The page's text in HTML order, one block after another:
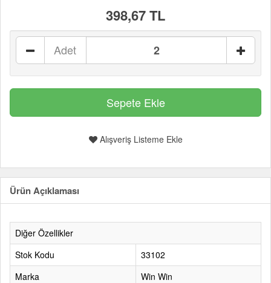
398,67 TL
Adet
Alışveriş Listeme Ekle
Ürün Açıklaması
Diğer Özellikler
Stok Kodu
33102
Marka
Win Win